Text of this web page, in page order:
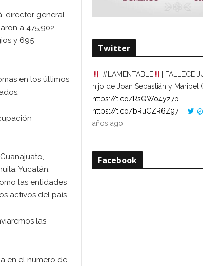
director general
a 475,902,
y 695
en los últimos
Yucatán,
las entidades
activos del país.
las
en el número de
Twitter
#LAMENTABLE
| FALLECE
hijo de Joan Sebastián y Maribel
https://t.co/RsQWo4yz7p
https://t.co/bRuCZR6Z97
años ago
Facebook